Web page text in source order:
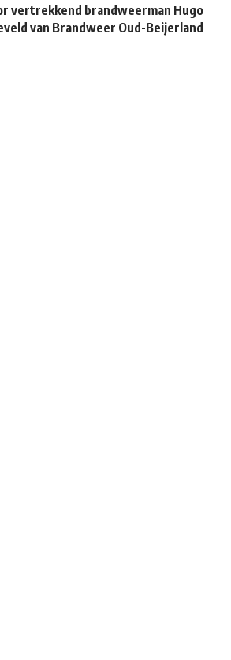
vertrekkend brandweerman Hugo
van Brandweer Oud-Beijerland